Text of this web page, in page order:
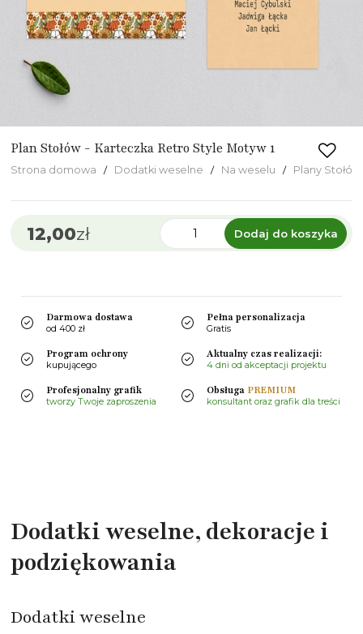
Plan Stołów - Karteczka Retro Style Motyw 1
Strona domowa Dodatki weselne Na weselu Plany
12,00zł Dodaj do koszyka
Darmowa dostawa
od 400 zł
Pełna personalizacja
Gratis
Program ochrony
kupującego
Aktualny czas realizacji:
4 dni od akceptacji projektu
Profesjonalny grafik
tworzy Twoje zaproszenia
Obsługa PREMIUM
konsultant oraz grafik dla treści
Dodatki weselne, dekoracje i
podziękowania
Dodatki weselne